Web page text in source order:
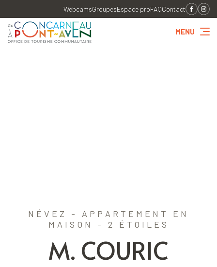
WebcamsGroupesEspace proFAQContact
MENU
NÉVEZ - APPARTEMENT EN
MAISON - 2 ÉTOILES
M. COURIC